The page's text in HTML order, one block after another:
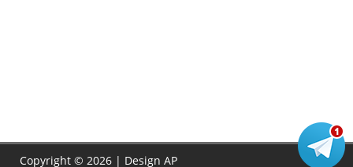
Copyright © 2026 | Design AP